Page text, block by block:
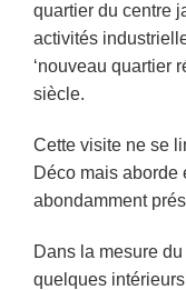
quartier du centre
activités
‘nouveau quartier
siècle.
Cette visite ne se
Déco mais aborde
abondamment
Dans la mesure
quelques